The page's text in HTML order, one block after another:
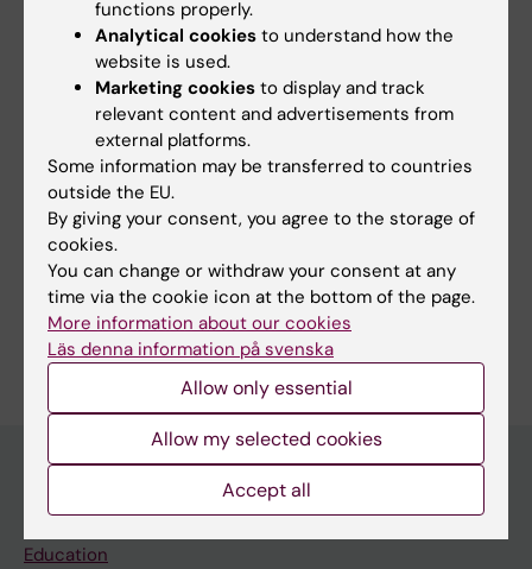
utdelas vid Karolinska Institutets
installationshögtid den 17 oktober 2014.
Updated by:
Webb Admin 26-10-2016
Share
Discover KI
Education
functions properly.
Analytical cookies to understand how the
website is used.
Marketing cookies to display and track
relevant content and advertisements from
external platforms.
Some information may be transferred to countries
outside the EU.
By giving your consent, you agree to the storage of
cookies.
You can change or withdraw your consent at any
time via the cookie icon at the bottom of the page.
More information about our cookies
Läs denna information på svenska
Allow only essential
Allow my selected cookies
Accept all